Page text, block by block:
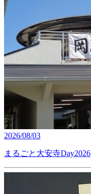
2026/08/03
まるごと大安寺Day2026